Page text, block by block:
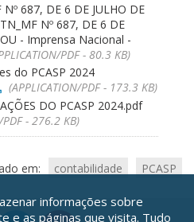
Nº 687, DE 6 DE JULHO DE
Nº 687, DE 6 DE
- Imprensa Nacional -
PDF - 80.3 KB)
do PCASP 2024
(APPLICATION/PDF - 173.3 KB)
DO PCASP 2024.pdf
PDF - 276.2 KB)
em: contabilidade PCASP
informações sobre
e as páginas que visita. Tudo